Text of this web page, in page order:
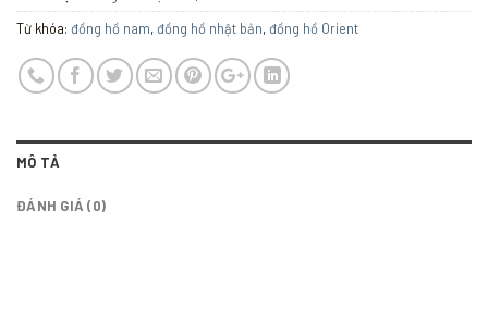
Từ khóa: đồng hồ nam,đồng hồ nhật bản,đồng hồ Orient
MÔ TẢ
ĐÁNH GIÁ (0)